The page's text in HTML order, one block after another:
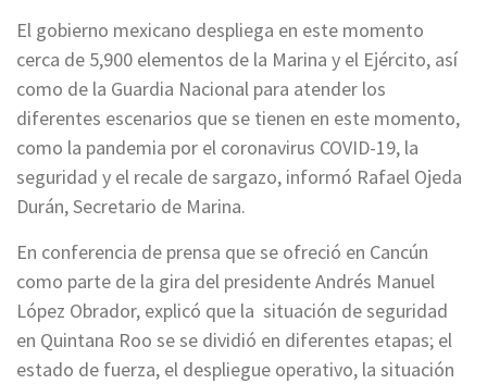
El gobierno mexicano despliega en este momento
cerca de 5,900 elementos de la Marina y el Ejército, así
como de la Guardia Nacional para atender los
diferentes escenarios que se tienen en este momento,
como la pandemia por el coronavirus COVID-19, la
seguridad y el recale de sargazo, informó Rafael Ojeda
Durán, Secretario de Marina.
En conferencia de prensa que se ofreció en Cancún
como parte de la gira del presidente Andrés Manuel
López Obrador, explicó que la situación de seguridad
en Quintana Roo se se dividió en diferentes etapas; el
estado de fuerza, el despliegue operativo, la situación